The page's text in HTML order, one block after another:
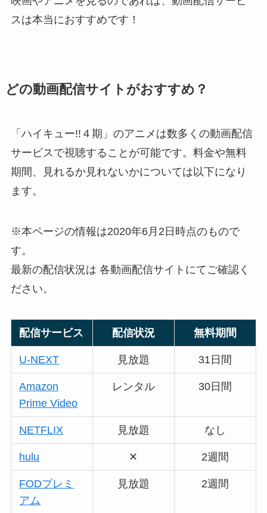
スは本当におすすめです！
どの動画配信サイトがおすすめ？
「ハイキュー!!４期」のアニメは数多くの動画配信
サービスで視聴することが可能です。料金や無料
期間、見れるか見れないかについては以下になり
ます。
※本ページの情報は2020年6月2日時点のもので
す。
最新の配信状況は 各動画配信サイトにてご確認く
ださい。
配信サービス 配信状況 無料期間
U-NEXT 見放題 31日間
Amazon
Prime Video
レンタル 30日間
NETFLIX 見放題 なし
hulu ✕ 2週間
FODプレミ
アム
見放題 2週間